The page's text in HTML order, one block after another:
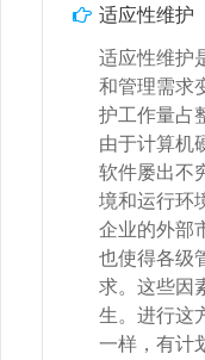
适应性维护
适应性维护
和管理需求
护工作量占
由于计算机
软件屡出不
境和运行环
企业的外部
也使得各级
求。这些因
生。进行这
一样，有计